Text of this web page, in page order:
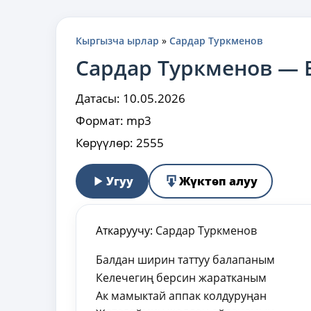
Кыргызча ырлар » Сардар Туркменов
Сардар Туркменов —
Датасы: 10.05.2026
Формат: mp3
Көрүүлөр: 2555
Угуу Жүктөп алуу
Аткаруучу: Сардар Туркменов
Балдан ширин таттуу балапаным
Келечегиң берсин жаратканым
Ак мамыктай аппак колдуруңан